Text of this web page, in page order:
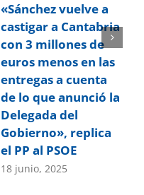
«Sánchez vuelve a
castigar a Cantabria
con 3 millones de
euros menos en las
entregas a cuenta
de lo que anunció la
Delegada del
Gobierno», replica
el PP al PSOE
18 junio, 2025